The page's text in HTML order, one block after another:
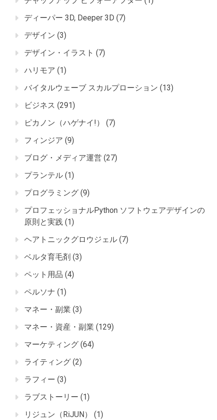
ディーパー 3D, Deeper 3D (7)
デザイン (3)
デザイン・イラスト (7)
ハリモア (1)
バイタルウェーブ スカルプローション (13)
ビジネス (291)
ピカノン（ハゲナイ!）
(7)
フィンジア (9)
ブログ・メディア運営 (27)
プランテル (1)
プログラミング (9)
プロフェッショナルPython ソフトウェアデザインの
原則と実践 (1)
ヘアトニックグロウジェル (7)
ベルタ育毛剤 (3)
ペット用品 (4)
ペルソナ (1)
マネー・副業 (3)
マネー・資産・副業 (129)
マーケティング (64)
ライティング (2)
ラフィー (3)
ラブストーリー (1)
リジュン（RiJUN）
(1)